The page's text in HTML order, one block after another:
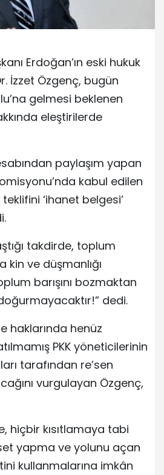
Erdoğan’ın eski hukuk
İzzet Özgenç, bugün
gelmesi beklenen
eleştirilerde
paylaşım yapan
kabul edilen
‘ihanet belgesi’
takdirde, toplum
kin ve düşmanlığı
barışını bozmaktan
dedi.
haklarında henüz
PKK yöneticilerinin
tarafından re’sen
vurgulayan Özgenç,
hiçbir kısıtlamaya tabi
yapma ve yolunu açan
kullanmalarına imkân